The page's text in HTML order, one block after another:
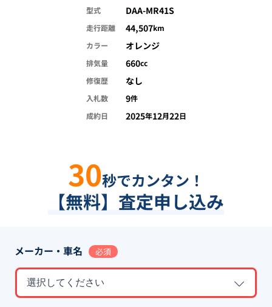
型式 DAA-MR41S
走行距離 44,507km
カラー
オレンジ
排気量 660cc
修復歴
なし
入札数 9件
成約日
2025年12月22日
30秒でカンタン！
【無料】査定申し込み
メーカー・車名 必須
選択してください